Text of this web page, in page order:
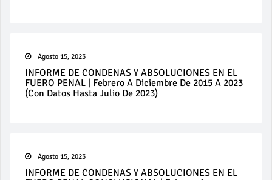
Agosto 15, 2023
INFORME DE CONDENAS Y ABSOLUCIONES EN EL
FUERO PENAL | Febrero A Diciembre De 2015 A 2023
(con Datos Hasta Julio De 2023)
Agosto 15, 2023
INFORME DE CONDENAS Y ABSOLUCIONES EN EL